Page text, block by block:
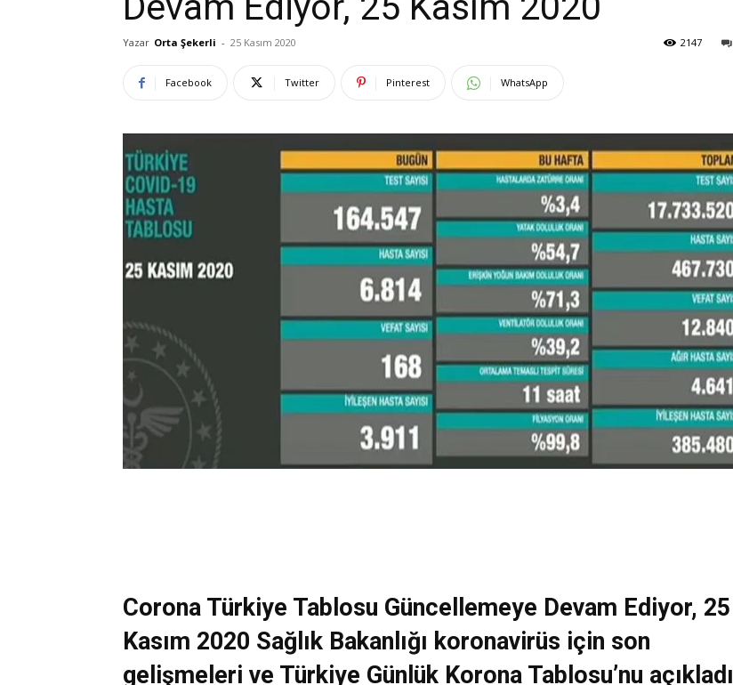
Yazar Orta Şekerli - 25 Kasım 2020 2147
Facebook Twitter Pinterest WhatsApp
Corona Türkiye Tablosu Güncellemeye Devam Ediyor, 25
Kasım 2020 Sağlık Bakanlığı koronavirüs için son
gelişmeleri ve Türkiye Günlük Korona Tablosu’nu açıkladı